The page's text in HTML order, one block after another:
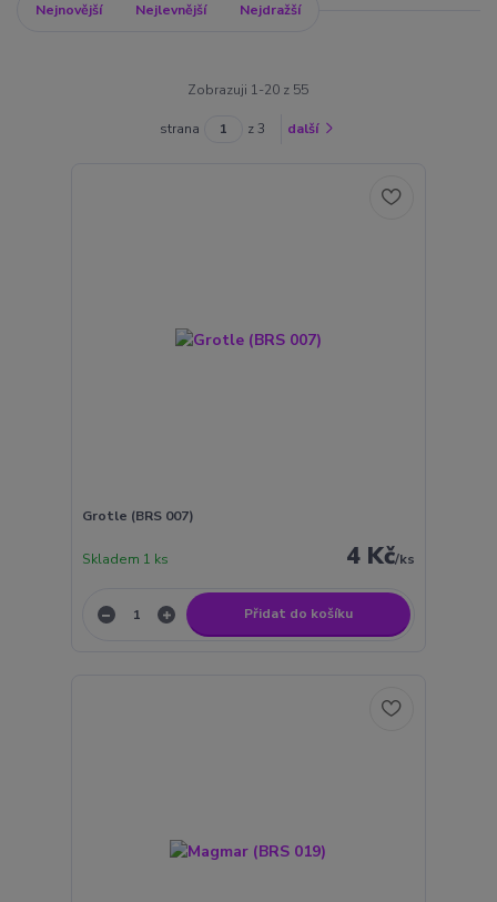
Nejnovější Nejlevnější Nejdražší
Zobrazuji 1-20 z 55
strana z 3 další
Grotle (BRS 007)
4 Kč/ks
Skladem 1 ks
Přidat do košíku